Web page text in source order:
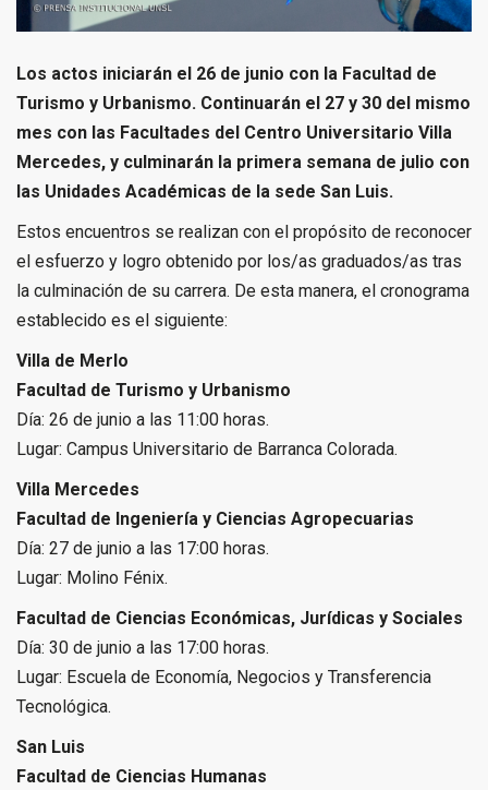
Los actos iniciarán el 26 de junio con la Facultad de
Turismo y Urbanismo. Continuarán el 27 y 30 del mismo
mes con las Facultades del Centro Universitario Villa
Mercedes, y culminarán la primera semana de julio con
las Unidades Académicas de la sede San Luis.
Estos encuentros se realizan con el propósito de reconocer
el esfuerzo y logro obtenido por los/as graduados/as tras
la culminación de su carrera. De esta manera, el cronograma
establecido es el siguiente:
Villa de Merlo
Facultad de Turismo y Urbanismo
Día: 26 de junio a las 11:00 horas.
Lugar: Campus Universitario de Barranca Colorada.
Villa Mercedes
Facultad de Ingeniería y Ciencias Agropecuarias
Día: 27 de junio a las 17:00 horas.
Lugar: Molino Fénix.
Facultad de Ciencias Económicas, Jurídicas y Sociales
Día: 30 de junio a las 17:00 horas.
Lugar: Escuela de Economía, Negocios y Transferencia
Tecnológica.
San Luis
Facultad de Ciencias Humanas